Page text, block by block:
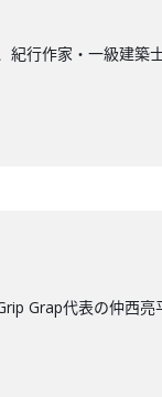
行作家・一級建築
Grap代表の仲西亮